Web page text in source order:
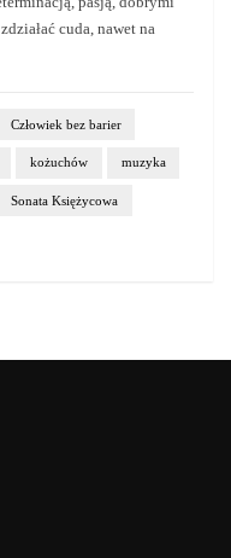
cuda, nawet na
Człowiek bez barier
kożuchów muzyka
Sonata Księżycowa